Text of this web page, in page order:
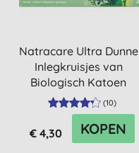
Natracare Ultra Dunne
Inlegkruisjes van
Biologisch Katoen
(10)
€ 4,30 KOPEN